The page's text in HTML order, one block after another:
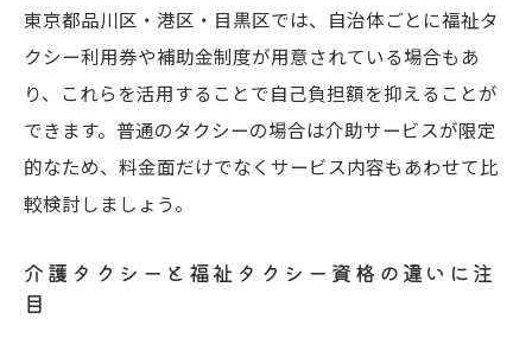
比較
東京都品川区・港区・目黒区では、自治体ごとに福祉タ
クシー利用券や補助金制度が用意されている場合もあ
り、これらを活用することで自己負担額を抑えることが
できます。普通のタクシーの場合は介助サービスが限定
的なため、料金面だけでなくサービス内容もあわせて比
較検討しましょう。
介護タクシーと福祉タクシー資格の違いに注
目